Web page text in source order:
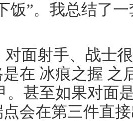
饭”。我总结了
对面射手、战士
在 冰痕之握 之
。甚至如果对面
会在第三件直